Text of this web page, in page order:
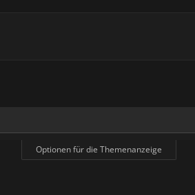
Optionen für die Themenanzeige